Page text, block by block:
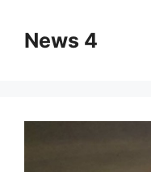
contentNews 4